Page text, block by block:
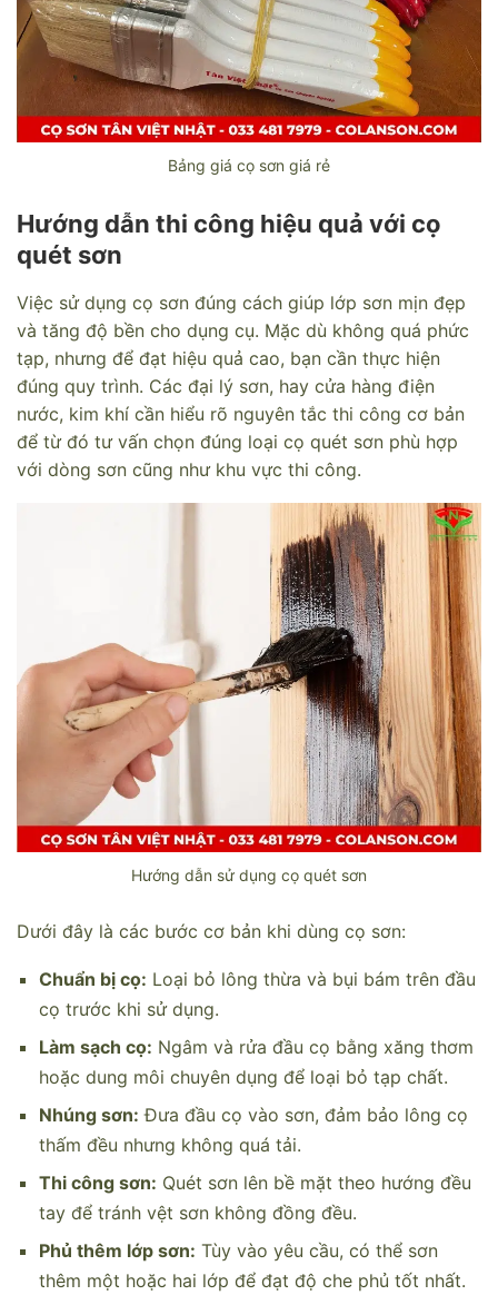
Bảng giá cọ sơn giá rẻ
Hướng dẫn thi công hiệu quả với cọ
quét sơn
Việc sử dụng cọ sơn đúng cách giúp lớp sơn mịn đẹp
và tăng độ bền cho dụng cụ. Mặc dù không quá phức
tạp, nhưng để đạt hiệu quả cao, bạn cần thực hiện
đúng quy trình. Các đại lý sơn, hay cửa hàng điện
nước, kim khí cần hiểu rõ nguyên tắc thi công cơ bản
để từ đó tư vấn chọn đúng loại cọ quét sơn phù hợp
với dòng sơn cũng như khu vực thi công.
Hướng dẫn sử dụng cọ quét sơn
Dưới đây là các bước cơ bản khi dùng cọ sơn:
Chuẩn bị cọ: Loại bỏ lông thừa và bụi bám trên đầu
cọ trước khi sử dụng.
Làm sạch cọ: Ngâm và rửa đầu cọ bằng xăng thơm
hoặc dung môi chuyên dụng để loại bỏ tạp chất.
Nhúng sơn: Đưa đầu cọ vào sơn, đảm bảo lông cọ
thấm đều nhưng không quá tải.
Thi công sơn: Quét sơn lên bề mặt theo hướng đều
tay để tránh vệt sơn không đồng đều.
Phủ thêm lớp sơn: Tùy vào yêu cầu, có thể sơn
thêm một hoặc hai lớp để đạt độ che phủ tốt nhất.